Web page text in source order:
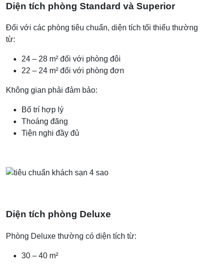
Diện tích phòng Standard và Superior
Đối với các phòng tiêu chuẩn, diện tích tối thiểu thường
từ:
24 – 28 m² đối với phòng đôi
22 – 24 m² đối với phòng đơn
Không gian phải đảm bảo:
Bố trí hợp lý
Thoáng đãng
Tiện nghi đầy đủ
Diện tích phòng Deluxe
Phòng Deluxe thường có diện tích từ:
30 – 40 m²